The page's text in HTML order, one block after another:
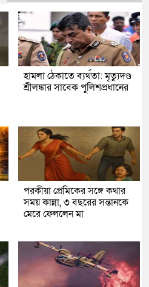
হামলা ঠেকাতে ব্যর্থতা: মৃত্যুদণ্ড
শ্রীলঙ্কার সাবেক পুলিশপ্রধানের
পরকীয়া প্রেমিকের সঙ্গে কথার
সময় কান্না, ৩ বছরের সন্তানকে
মেরে ফেললেন মা